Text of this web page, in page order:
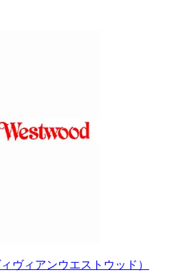
ヴィアンウエストウッド）